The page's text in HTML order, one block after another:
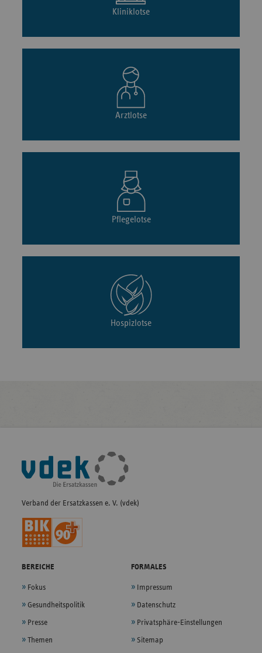
Kliniklotse
Arztlotse
Pflegelotse
Hospizlotse
Fußleisten-
Navigation
Verband der Ersatzkassen e. V. (vdek)
BEREICHE
Fokus
Gesundheitspolitik
Presse
Themen
FORMALES
Impressum
Datenschutz
Privatsphäre-Einstellungen
Sitemap